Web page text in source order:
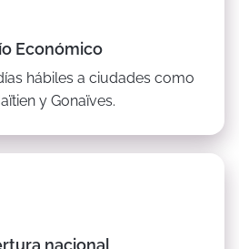
Económico
hábiles a ciudades como
y Gonaïves.